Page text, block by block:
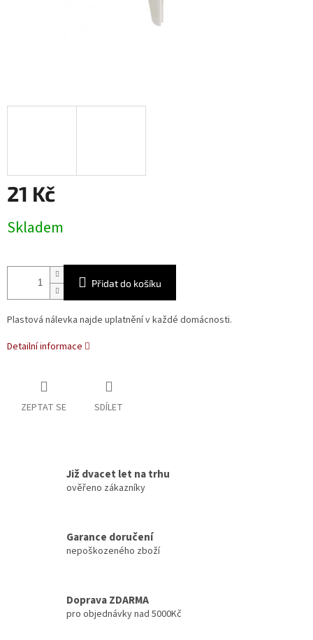
21 Kč
cena:
Skladem
Přidat do košíku
Plastová nálevka najde uplatnění v každé domácnosti.
Detailní informace
ZEPTAT SE SDÍLET
Již dvacet let na trhu
ověřeno zákazníky
Garance doručení
nepoškozeného zboží
Doprava ZDARMA
pro objednávky nad 5000Kč